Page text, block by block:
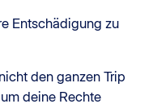
Entschädigung zu
den ganzen Trip
deine Rechte